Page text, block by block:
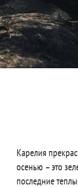
Карелия
осенью – это
последние